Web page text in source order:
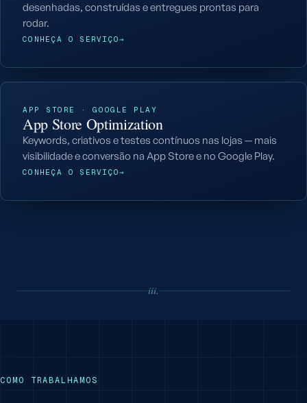
desenhadas, construídas e entregues prontas para
rodar.
CONHEÇA O SERVIÇO→
APP STORE · GOOGLE PLAY
App Store Optimization
Keywords, criativos e testes contínuos nas lojas — mais
visibilidade e conversão na App Store e no Google Play.
CONHEÇA O SERVIÇO→
iii.
COMO TRABALHAMOS